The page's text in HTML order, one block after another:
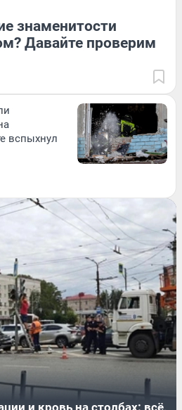
знаменитости
Давайте проверим
вспыхнул